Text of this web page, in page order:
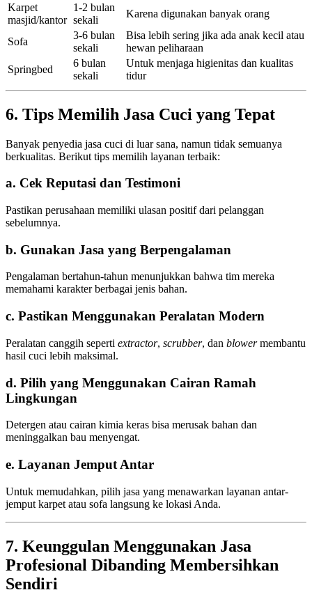
Karpet
masjid/kantor
1-2 bulan
sekali
Karena digunakan banyak orang
Sofa
3-6 bulan
sekali
Bisa lebih sering jika ada anak kecil atau
hewan peliharaan
Springbed
6 bulan
sekali
Untuk menjaga higienitas dan kualitas
tidur
6. Tips Memilih Jasa Cuci yang Tepat
Banyak penyedia jasa cuci di luar sana, namun tidak semuanya
berkualitas. Berikut tips memilih layanan terbaik:
a. Cek Reputasi dan Testimoni
Pastikan perusahaan memiliki ulasan positif dari pelanggan
sebelumnya.
b. Gunakan Jasa yang Berpengalaman
Pengalaman bertahun-tahun menunjukkan bahwa tim mereka
memahami karakter berbagai jenis bahan.
c. Pastikan Menggunakan Peralatan Modern
Peralatan canggih seperti extractor, scrubber, dan blowermembantu
hasil cuci lebih maksimal.
d. Pilih yang Menggunakan Cairan Ramah
Lingkungan
Detergen atau cairan kimia keras bisa merusak bahan dan
meninggalkan bau menyengat.
e. Layanan Jemput Antar
Untuk memudahkan, pilih jasa yang menawarkan layanan antar-
jemput karpet atau sofa langsung ke lokasi Anda.
7. Keunggulan Menggunakan Jasa
Profesional Dibanding Membersihkan
Sendiri